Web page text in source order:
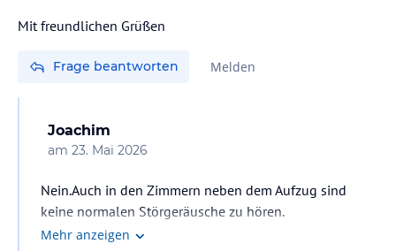
Mit freundlichen Grüßen
Frage beantworten Melden
Joachim
am 23. Mai 2026
Nein.Auch in den Zimmern neben dem Aufzug sind
keine normalen Störgeräusche zu hören.
Mehr anzeigen